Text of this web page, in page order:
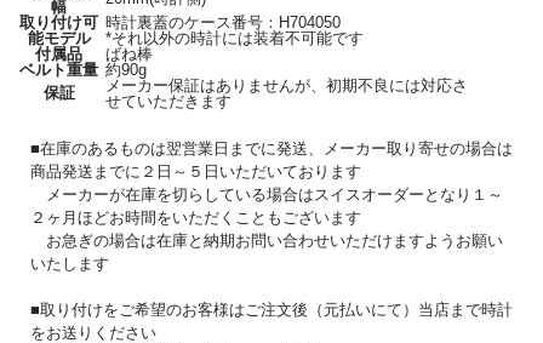
幅
取り付け可
能モデル
時計裏蓋のケース番号：H704050
*それ以外の時計には装着不可能です
付属品
ばね棒
ベルト重量 約90g
保証
メーカー保証はありませんが、初期不良には対応さ
せていただきます
■在庫のあるものは翌営業日までに発送、メーカー取り寄せの場合は
商品発送までに２日～５日いただいております
メーカーが在庫を切らしている場合はスイスオーダーとなり１～
２ヶ月ほどお時間をいただくこともございます
お急ぎの場合は在庫と納期お問い合わせいただけますようお願い
いたします
■取り付けをご希望のお客様はご注文後（元払いにて）当店まで時計
をお送りください